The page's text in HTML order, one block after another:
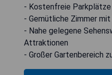
- Kostenfreie
- Gemütliche Zimmer
- Nahe gelegene
Attraktionen
- Großer Gartenbereich